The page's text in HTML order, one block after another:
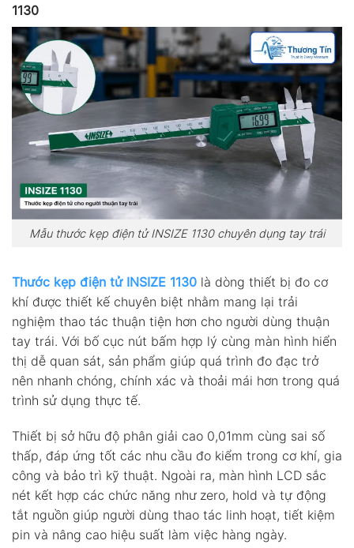
1130
Mẫu thước kẹp điện tử INSIZE 1130 chuyên dụng tay trái
Thước kẹp điện tử INSIZE 1130 là dòng thiết bị đo cơ
khí được thiết kế chuyên biệt nhằm mang lại trải
nghiệm thao tác thuận tiện hơn cho người dùng thuận
tay trái. Với bố cục nút bấm hợp lý cùng màn hình hiển
thị dễ quan sát, sản phẩm giúp quá trình đo đạc trở
nên nhanh chóng, chính xác và thoải mái hơn trong quá
trình sử dụng thực tế.
Thiết bị sở hữu độ phân giải cao 0,01mm cùng sai số
thấp, đáp ứng tốt các nhu cầu đo kiểm trong cơ khí, gia
công và bảo trì kỹ thuật. Ngoài ra, màn hình LCD sắc
nét kết hợp các chức năng như zero, hold và tự động
tắt nguồn giúp người dùng thao tác linh hoạt, tiết kiệm
pin và nâng cao hiệu suất làm việc hàng ngày.